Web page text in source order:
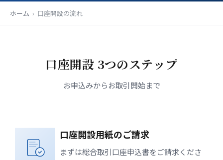
ホーム › 口座開設の流れ
口座開設 3つのステップ
お申込みからお取引開始まで
口座開設用紙のご請求
まずは総合取引口座申込書をご請求くださ